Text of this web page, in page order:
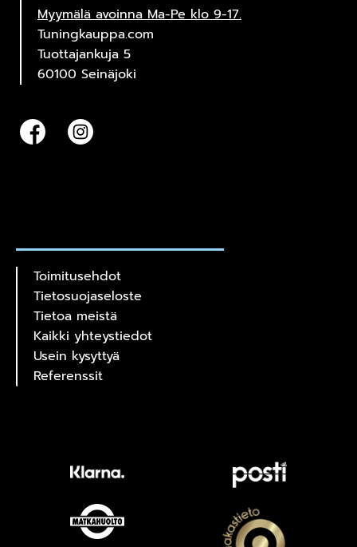
Myymälä avoinna Ma-Pe klo 9-17.
Tuningkauppa.com
Tuottajankuja 5
60100 Seinäjoki
Toimitusehdot
Tietosuojaseloste
Tietoa meistä
Kaikki yhteystiedot
Usein kysyttyä
Referenssit